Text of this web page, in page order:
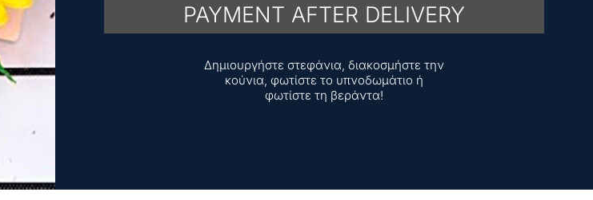
PAYMENT AFTER DELIVERY
Δημιουργήστε στεφάνια, διακοσμήστε την
κούνια, φωτίστε το υπνοδωμάτιο ή
φωτίστε τη βεράντα!